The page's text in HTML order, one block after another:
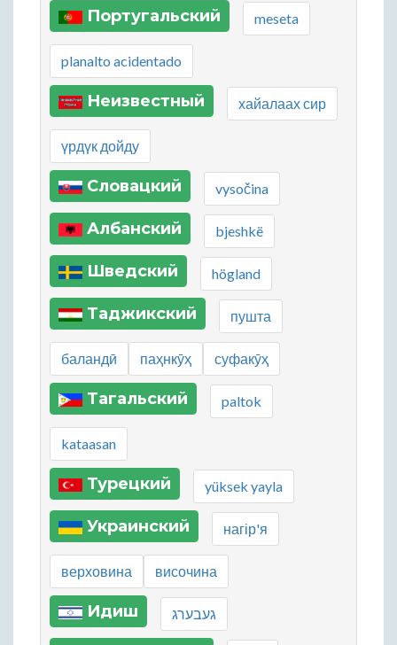
Португальский meseta
planalto acidentado
Неизвестный хайалаах сир
үрдүк дойду
Словацкий vysočina
Албанский bjeshkë
Шведский högland
Таджикский пушта
баландӣ паҳнкӯҳ суфакӯҳ
Тагальский paltok
kataasan
Турецкий yüksek yayla
Украинский нагір'я
верховина височина
Идиш געבערג